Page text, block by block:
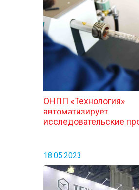
ОНПП «Технология»
автоматизирует
исследовательские
18.05.2023